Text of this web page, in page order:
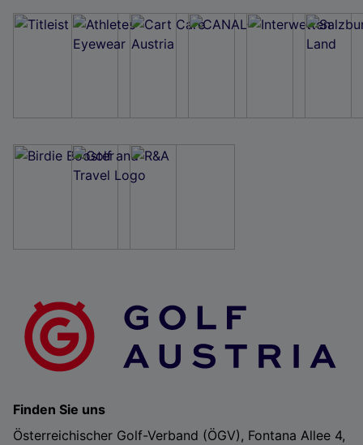
Finden Sie uns
Österreichischer Golf-Verband (ÖGV), Fontana Allee 4,
Wir und unsere Partner verarbeiten Daten, um
Verwendung genauer Standortdaten. Endgeräteeigenschaften zur Identifikation